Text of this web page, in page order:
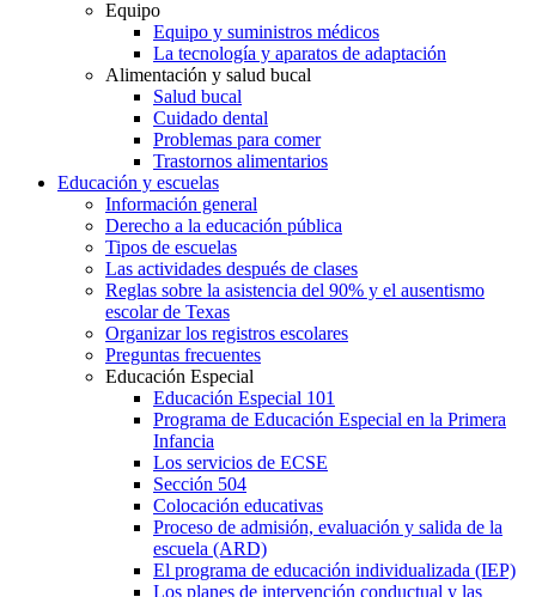
Equipo
Equipo y suministros médicos
La tecnología y aparatos de adaptación
Alimentación y salud bucal
Salud bucal
Cuidado dental
Problemas para comer
Trastornos alimentarios
Educación y escuelas
Información general
Derecho a la educación pública
Tipos de escuelas
Las actividades después de clases
Reglas sobre la asistencia del 90% y el ausentismo
escolar de Texas
Organizar los registros escolares
Preguntas frecuentes
Educación Especial
Educación Especial 101
Programa de Educación Especial en la Primera
Infancia
Los servicios de ECSE
Sección 504
Colocación educativas
Proceso de admisión, evaluación y salida de la
escuela (ARD)
El programa de educación individualizada (IEP)
Los planes de intervención conductual y las